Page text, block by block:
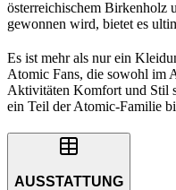
österreichischem Birkenholz
gewonnen wird, bietet es
Es ist mehr als nur ein
Atomic Fans, die sowohl im
Aktivitäten Komfort und Stil
ein Teil der Atomic-Familie
AUSSTATTUNG